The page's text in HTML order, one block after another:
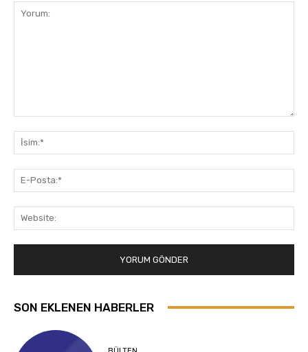
SON EKLENEN HABERLER